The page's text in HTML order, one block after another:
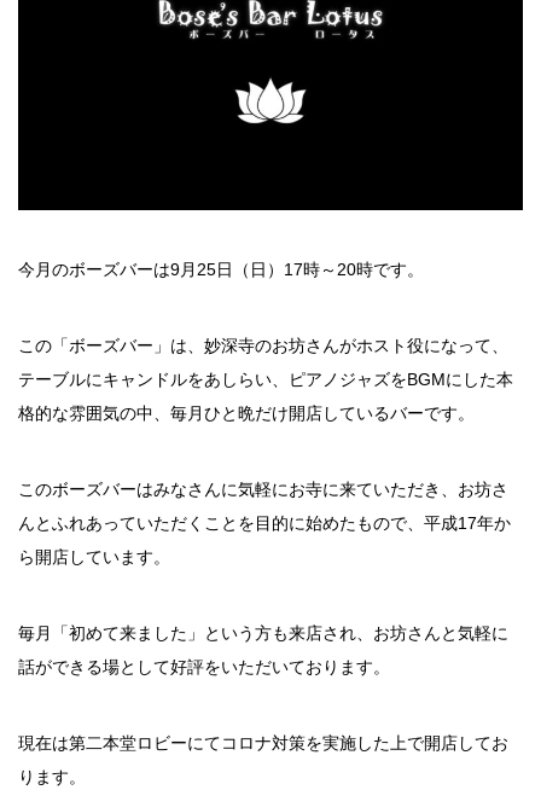
今月のボーズバーは9月25日（日）17時～20時です。
この「ボーズバー」は、妙深寺のお坊さんがホスト役になって、
テーブルにキャンドルをあしらい、ピアノジャズをBGMにした本
格的な雰囲気の中、毎月ひと晩だけ開店しているバーです。
このボーズバーはみなさんに気軽にお寺に来ていただき、お坊さ
んとふれあっていただくことを目的に始めたもので、平成17年か
ら開店しています。
毎月「初めて来ました」という方も来店され、お坊さんと気軽に
話ができる場として好評をいただいております。
現在は第二本堂ロビーにてコロナ対策を実施した上で開店してお
ります。